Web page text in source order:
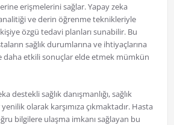
erişmelerini sağlar. Yapay zeka
ve derin öğrenme teknikleriyle
özgü tedavi planları sunabilir. Bu
sağlık durumlarına ve ihtiyaçlarına
daha etkili sonuçlar elde etmek mümkün
destekli sağlık danışmanlığı, sağlık
olarak karşımıza çıkmaktadır. Hasta
bilgilere ulaşma imkanı sağlayan bu